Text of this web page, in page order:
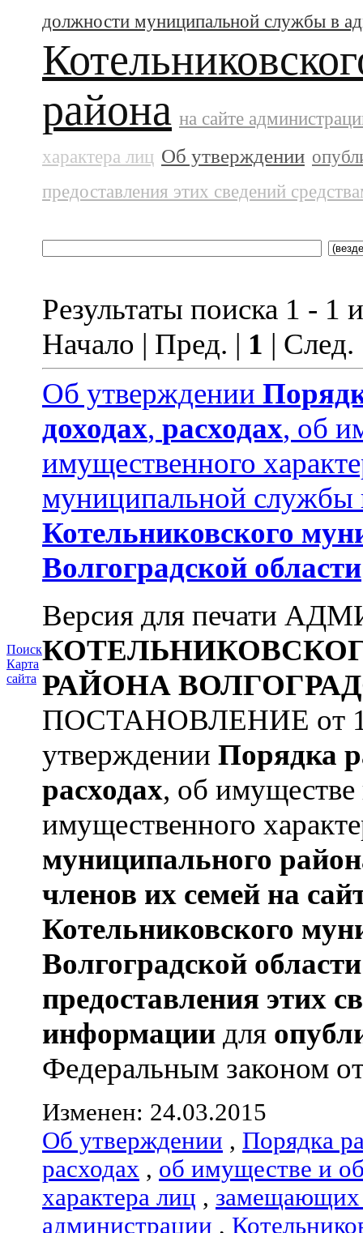
Поиск
Карта
сайта
должности муниципальной службы в
района на сайте
характера лиц Об утверждении
предоставления этих сведений
Результаты поиска 1 - 1
Начало | Пред. | 1 |
Об утверждении
доходах, расходах, об
имущественного
муниципальной службы
Котельниковского
Волгоградской области
Версия для печати
РАЙОНА
ПОСТАНОВЛЕНИЕ от
утверждении Порядка
расходах, об имуществе
имущественного
муниципального
членов их семей на
Котельниковского
Волгоградской области
предоставления этих
информации для
Федеральным законом
Изменен: 24.03.2015
Об утверждении , Порядка
расходах , об имуществе и
характера лиц , замещающих
администрации ,